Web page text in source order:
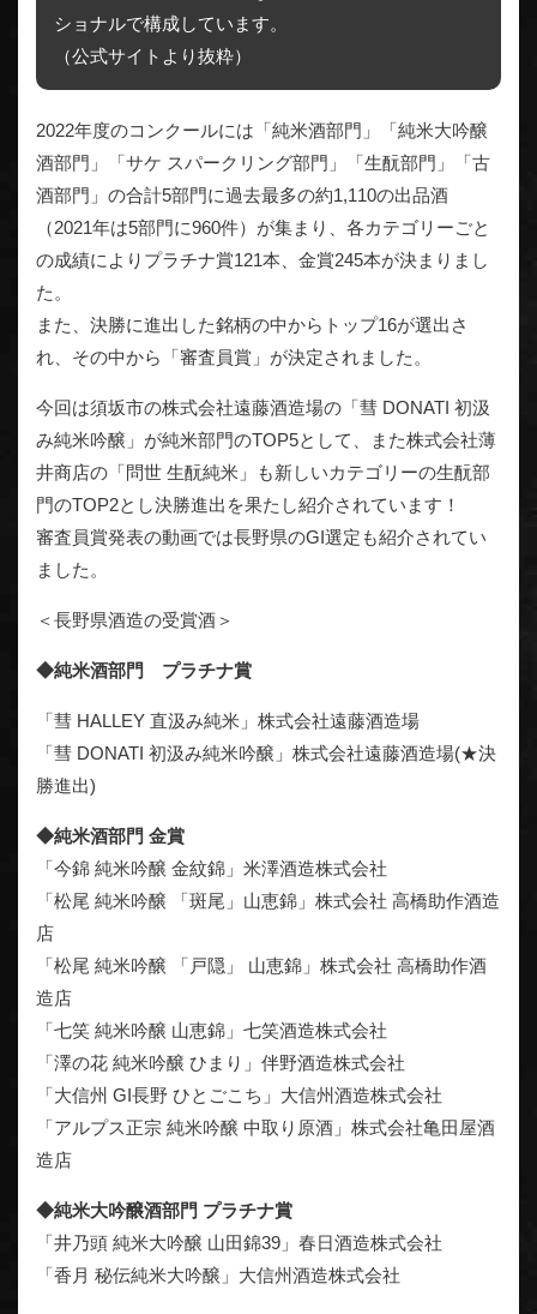
ショナルで構成しています。
（公式サイトより抜粋）
2022年度のコンクールには「純米酒部門」「純米大吟醸
酒部門」「サケ スパークリング部門」「生酛部門」「古
酒部門」の合計5部門に過去最多の約1,110の出品酒
（2021年は5部門に960件）が集まり、各カテゴリーごと
の成績によりプラチナ賞121本、金賞245本が決まりまし
た。
また、決勝に進出した銘柄の中からトップ16が選出さ
れ、その中から「審査員賞」が決定されました。
今回は須坂市の株式会社遠藤酒造場の「彗 DONATI 初汲
み純米吟醸」が純米部門のTOP5として、また株式会社薄
井商店の「問世 生酛純米」も新しいカテゴリーの生酛部
門のTOP2とし決勝進出を果たし紹介されています！
審査員賞発表の動画では長野県のGI選定も紹介されてい
ました。
＜長野県酒造の受賞酒＞
◆純米酒部門 プラチナ賞
「彗 HALLEY 直汲み純米」株式会社遠藤酒造場
「彗 DONATI 初汲み純米吟醸」株式会社遠藤酒造場(★決
勝進出)
◆純米酒部門 金賞
「今錦 純米吟醸 金紋錦」米澤酒造株式会社
「松尾 純米吟醸 「斑尾」山恵錦」株式会社 高橋助作酒造
店
「松尾 純米吟醸 「戸隠」 山恵錦」株式会社 高橋助作酒
造店
「七笑 純米吟醸 山恵錦」七笑酒造株式会社
「澤の花 純米吟醸 ひまり」伴野酒造株式会社
「大信州 GI長野 ひとごこち」大信州酒造株式会社
「アルプス正宗 純米吟醸 中取り原酒」株式会社亀田屋酒
造店
◆純米大吟醸酒部門 プラチナ賞
「井乃頭 純米大吟醸 山田錦39」春日酒造株式会社
「香月 秘伝純米大吟醸」大信州酒造株式会社